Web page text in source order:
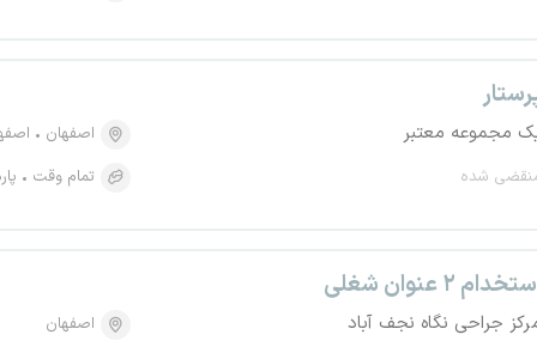
مجموعه معتبر
شده
اصفهان
تمام وقت
۲ عنوان شغلی
جراحی نگاه نجف آباد
اصفهان